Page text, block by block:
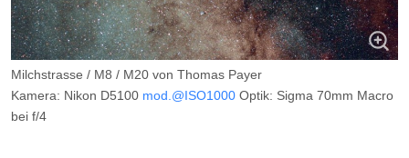
Milchstrasse / M8 / M20 von Thomas Payer
Kamera: Nikon D5100 mod.@ISO1000 Optik: Sigma 70mm Macro
bei f/4